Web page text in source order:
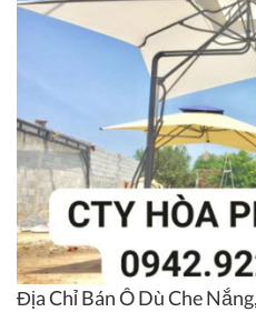
Địa Chỉ Bán Ô Dù Che